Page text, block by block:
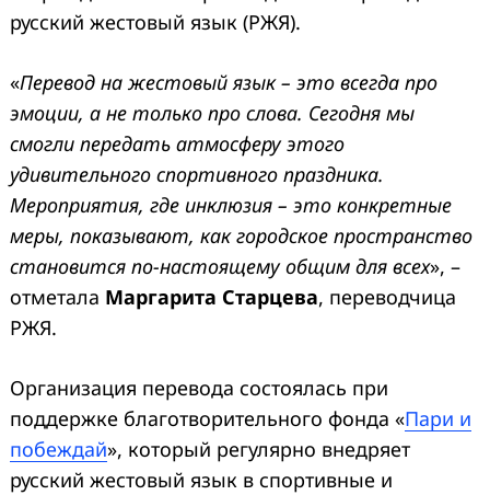
русский жестовый язык (РЖЯ).
«Перевод на жестовый язык – это всегда про
эмоции, а не только про слова. Сегодня мы
смогли передать атмосферу этого
удивительного спортивного праздника.
Мероприятия, где инклюзия – это конкретные
меры, показывают, как городское пространство
становится по-настоящему общим для всех», –
отметала Маргарита Старцева, переводчица
РЖЯ.
Организация перевода состоялась при
поддержке благотворительного фонда «Пари и
побеждай», который регулярно внедряет
русский жестовый язык в спортивные и